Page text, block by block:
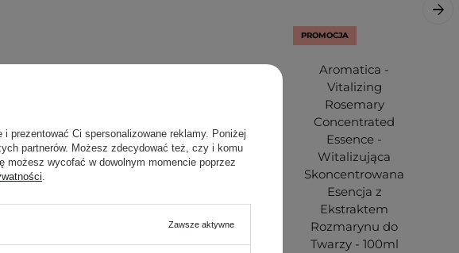
4,3g
PROMOCJA
Aromatica -
Vitalizing
Rosemary
Concentrated
Essence -
Witalizująca
Skoncentrowana
Esencja z
Ekstraktem
Rozmarynu do
Twarzy - 100ml
prezentować Ci spersonalizowane reklamy. Poniżej
partnerów. Możesz zdecydować też, czy i komu
możesz wycofać w dowolnym momencie poprzez
.
Zawsze aktywne